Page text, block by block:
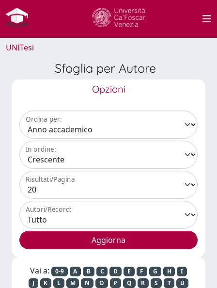
UNITesi
Sfoglia per Autore
Opzioni
Ordina per:
In ordine:
Risultati/Pagina
Autori/Record:
Vai a: 0-9 A B C D E F G H
I
J
K L M N O P Q R S T
U